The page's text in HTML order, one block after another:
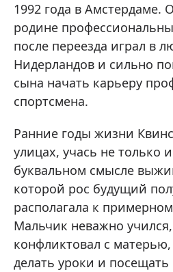
1992 года в Амстердаме.
родине
после переезда играл в
Нидерландов и сильно
сына начать карьеру
спортсмена.
Ранние годы жизни
улицах, учась не только
буквальном смысле
которой рос будущий
располагала к
Мальчик неважно
конфликтовал с
делать уроки и